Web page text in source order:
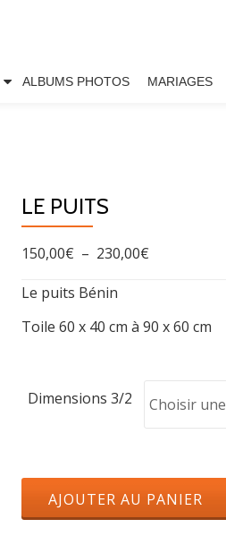
ALBUMS PHOTOS MARIAGES
LE PUITS
150,00€ – 230,00€Plage
150,00€
230,00€
Le puits Bénin
Toile 60 x 40 cm à 90 x 60 cm
Dimensions 3/2
quantité
de
AJOUTER AU PANIER